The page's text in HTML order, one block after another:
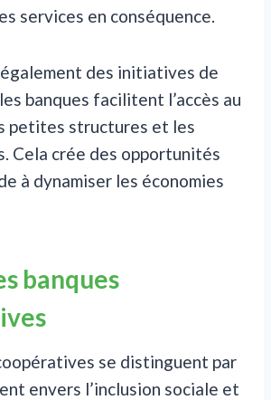
services en conséquence.
des initiatives de
banques facilitent l’accès au
petites structures et les
Cela crée des opportunités
à dynamiser les économies
banques
se distinguent par
envers l’inclusion sociale et